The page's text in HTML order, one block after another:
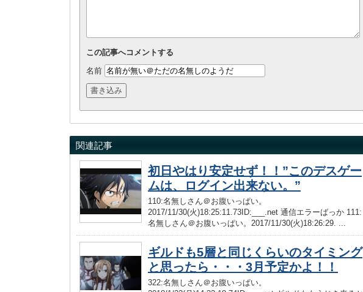
この記事へコメントする
名前
関連記事
初日やはり安定せず！！”このデスゲー
ムは、ログイン出来ない。”
110:名無しさん＠お腹いっぱい。
2017/11/30(火)18:25:11.73ID:___.net 通信エラーばっか 111:
名無しさん＠お腹いっぱい。2017/11/30(火)18:26:29. ...
ギルドも5層と同じくらいのタイミング
と思ったら・・・3月予定かよ！！
322:名無しさん＠お腹いっぱい。